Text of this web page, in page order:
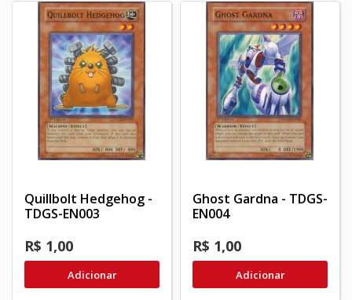
Quillbolt Hedgehog -
TDGS-EN003
R$ 1,00
Adicionar
Ghost Gardna - TDGS-
EN004
R$ 1,00
Adicionar